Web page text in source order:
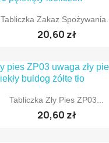
Tabliczka Zakaz Spożywania...
20,60 zł
Tabliczka Zły Pies ZP03...
20,60 zł